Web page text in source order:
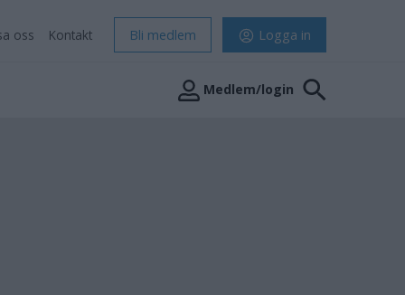
oss Kontakt Bli medlem Logga in
Medlem/login